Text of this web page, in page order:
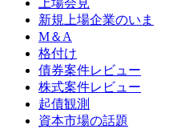
上場会見
新規上場企業のいま
M＆A
格付け
債券案件レビュー
株式案件レビュー
起債観測
資本市場の話題